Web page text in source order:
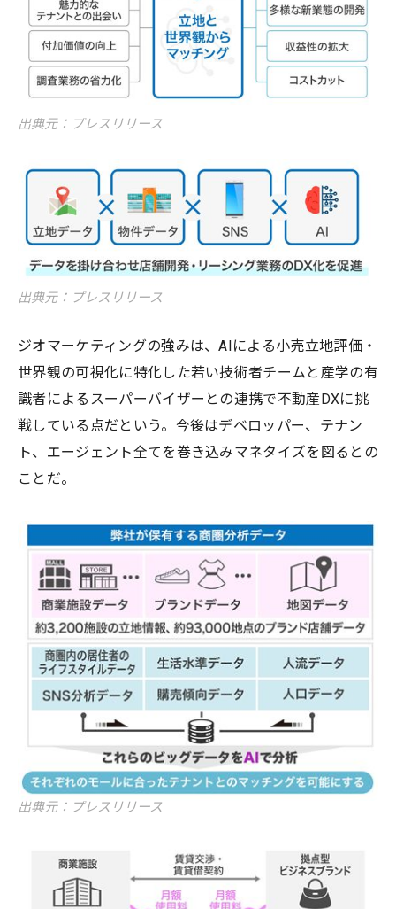
出典元：プレスリリース
出典元：プレスリリース
ジオマーケティングの強みは、AIによる小売立地評価・
世界観の可視化に特化した若い技術者チームと産学の有
識者によるスーパーバイザーとの連携で不動産DXに挑
戦している点だという。今後はデベロッパー、テナン
ト、エージェント全てを巻き込みマネタイズを図るとの
ことだ。
出典元：プレスリリース